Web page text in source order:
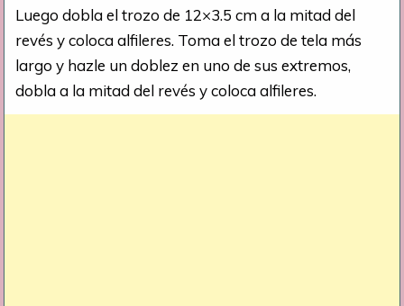
Luego dobla el trozo de 12×3.5 cm a la mitad del
revés y coloca alfileres. Toma el trozo de tela más
largo y hazle un doblez en uno de sus extremos,
dobla a la mitad del revés y coloca alfileres.